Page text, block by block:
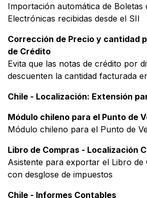
Importación automática de Boletas
Electrónicas recibidas desde el SII
Corrección de Precio y cantidad
de Crédito
Evita que las notas de crédito por
descuenten la cantidad facturada
Chile - Localización: Extensión
Módulo chileno para el Punto de
Módulo chileno para el Punto de
Libro de Compras - Localización
Asistente para exportar el Libro de
con desglose de impuestos
Chile - Informes Contables